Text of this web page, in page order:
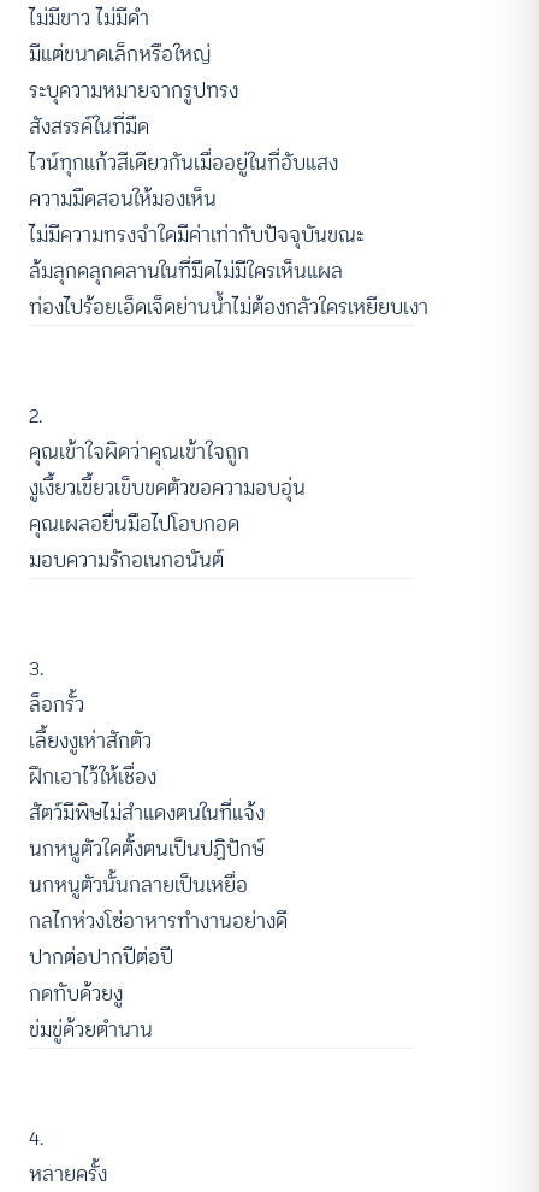
ไม่มีขาว ไม่มีดำ
มีแต่ขนาดเล็กหรือใหญ่
ระบุความหมายจากรูปทรง
สังสรรค์ในที่มืด
ไวน์ทุกแก้วสีเดียวกันเมื่ออยู่ในที่อับแสง
ความมืดสอนให้มองเห็น
ไม่มีความทรงจำใดมีค่าเท่ากับปัจจุบันขณะ
ล้มลุกคลุกคลานในที่มืดไม่มีใครเห็นแผล
ท่องไปร้อยเอ็ดเจ็ดย่านน้ำไม่ต้องกลัวใครเหยียบเงา
2.
คุณเข้าใจผิดว่าคุณเข้าใจถูก
งูเงี้ยวเขี้ยวเข็บขดตัวขอความอบอุ่น
คุณเผลอยื่นมือไปโอบกอด
มอบความรักอเนกอนันต์
3.
ล็อกรั้ว
เลี้ยงงูเห่าสักตัว
ฝึกเอาไว้ให้เชื่อง
สัตว์มีพิษไม่สำแดงตนในที่แจ้ง
นกหนูตัวใดตั้งตนเป็นปฏิปักษ์
นกหนูตัวนั้นกลายเป็นเหยื่อ
กลไกห่วงโซ่อาหารทำงานอย่างดี
ปากต่อปากปีต่อปี
กดทับด้วยงู
ข่มขู่ด้วยตำนาน
4.
หลายครั้ง